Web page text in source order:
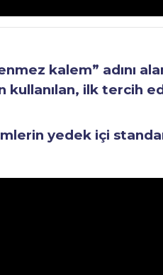
kalem” adını
kullanılan, ilk tercih
yedek içi